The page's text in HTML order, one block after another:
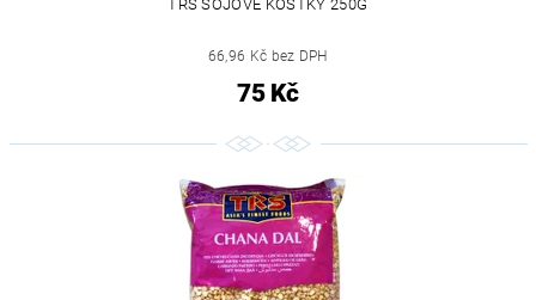
TRS SOJOVÉ KOSTKY 250G
66,96 Kč bez DPH
75 Kč